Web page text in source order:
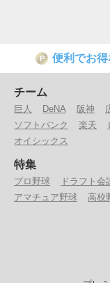
P 便利でお得
チーム
巨人 DeNA 阪神
ソフトバンク
楽天
オイシックス
特集
プロ野球 ドラフト会
アマチュア野球
高校